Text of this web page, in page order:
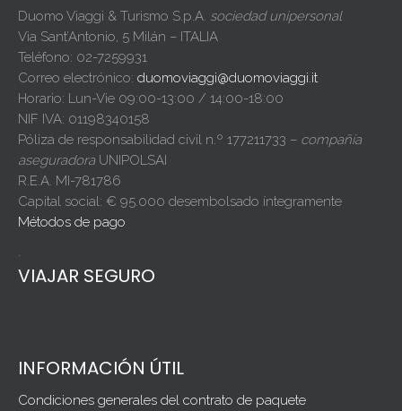
Duomo Viaggi & Turismo S.p.A. sociedad unipersonal
Via Sant’Antonio, 5 Milán – ITALIA
Teléfono: 02-7259931
Correo electrónico: duomoviaggi@duomoviaggi.it
Horario: Lun-Vie 09:00-13:00 / 14:00-18:00
NIF IVA: 01198340158
Póliza de responsabilidad civil n.º 177211733 – compañía
aseguradoraUNIPOLSAI
R.E.A. MI-781786
Capital social: € 95.000 desembolsado íntegramente
Métodos de pago
.
VIAJAR SEGURO
INFORMACIÓN ÚTIL
Condiciones generales del contrato de paquete